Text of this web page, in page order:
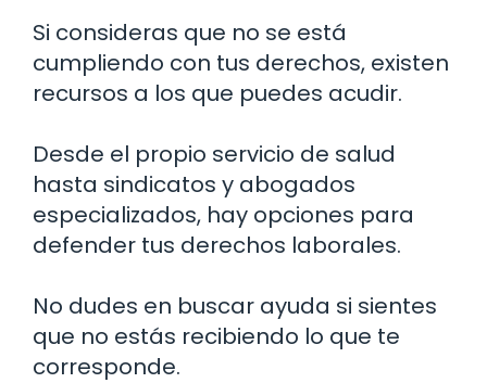
Si consideras que no se está
cumpliendo con tus derechos, existen
recursos a los que puedes acudir.
Desde el propio servicio de salud
hasta sindicatos y abogados
especializados, hay opciones para
defender tus derechos laborales.
No dudes en buscar ayuda si sientes
que no estás recibiendo lo que te
corresponde.